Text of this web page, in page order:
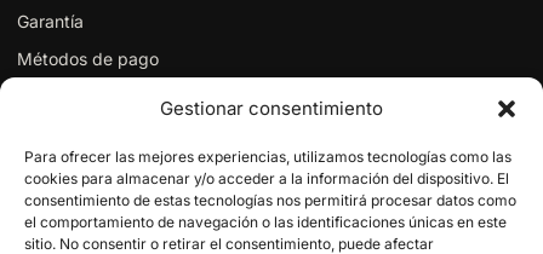
Gestionar consentimiento
Para ofrecer las mejores experiencias, utilizamos tecnologías como las
cookies para almacenar y/o acceder a la información del dispositivo. El
consentimiento de estas tecnologías nos permitirá procesar datos como
el comportamiento de navegación o las identificaciones únicas en este
sitio. No consentir o retirar el consentimiento, puede afectar
Garantía
Métodos de pago
CONTACTO
950 32 01 55